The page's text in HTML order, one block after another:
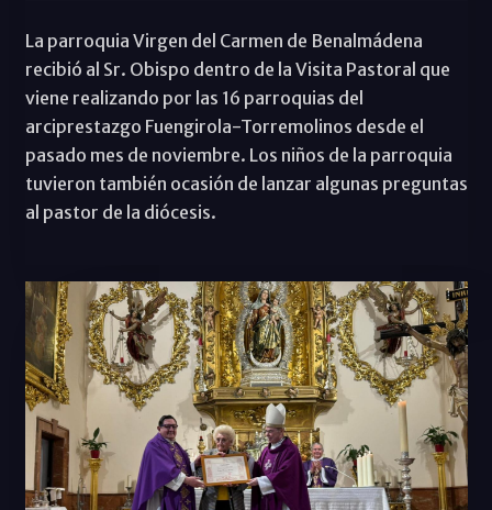
La parroquia Virgen del Carmen de Benalmádena
recibió al Sr. Obispo dentro de la Visita Pastoral que
viene realizando por las 16 parroquias del
arciprestazgo Fuengirola-Torremolinos desde el
pasado mes de noviembre. Los niños de la parroquia
tuvieron también ocasión de lanzar algunas preguntas
al pastor de la diócesis.